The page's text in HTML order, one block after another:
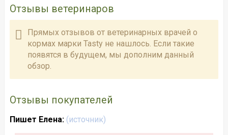
Отзывы ветеринаров
Прямых отзывов от ветеринарных врачей о
кормах марки Tasty не нашлось. Если такие
появятся в будущем, мы дополним данный
обзор.
Отзывы покупателей
Пишет Елена: (источник)